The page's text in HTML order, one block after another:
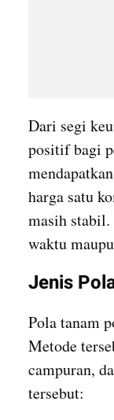
Dari segi
positif bagi
harga satu
masih
waktu
Jenis
Pola tanam
Metode
campuran,
tersebut: